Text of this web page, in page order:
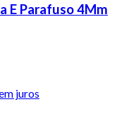
E Parafuso 4Mm
juros